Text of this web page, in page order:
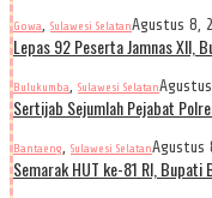
Gowa, Sulawesi SelatanAgustus 8,
Lepas 92 Peserta Jamnas XII,
Bulukumba, Sulawesi Selatan
Sertijab Sejumlah Pejabat
Bantaeng, Sulawesi SelatanAgustus
Semarak HUT ke-81 RI, Bupati